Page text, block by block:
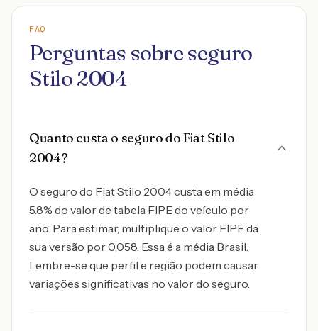
FAQ
Perguntas sobre seguro
Stilo 2004
Quanto custa o seguro do Fiat Stilo
2004?
O seguro do Fiat Stilo 2004 custa em média
5.8% do valor de tabela FIPE do veículo por
ano. Para estimar, multiplique o valor FIPE da
sua versão por 0,058. Essa é a média Brasil.
Lembre-se que perfil e região podem causar
variações significativas no valor do seguro.